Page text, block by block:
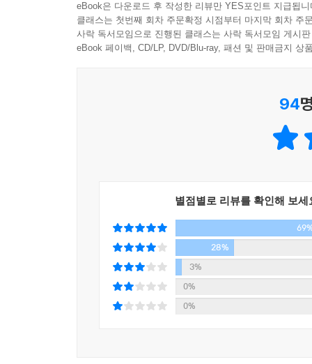
국내의 한 대학에서는 이 프로그램을 바탕으로
활용한 교육이 활발하다. 학생부터 취업준비생,
이들이 이 프로그램을 주목한다. 특히 기존 전문
이 책은 그간 〈명견만리〉가 다룬 미래 사회의
의료 문제를, 2편에서는 교육, 기술, 중국, 윤리 문
《명견만리》는 각종 트렌드와 사례, 데이터를 통
주목한다는 것. 그간 사회를 진단하고 미래를
많았다. 게다가 고령화, 일자리 등은 이미 익숙해
그러나 《명견만리》는 전 세계 전문가들과 동
예컨대 일자리 문제에 대해 기계가 따라오지 못
eBook은 다운로드 후 작성한 리뷰만 YES포인트 지급됩니
클래스는 첫번째 회차 주문확정 시점부터 마지막 회차 주
사락 독서모임으로 진행된 클래스는 사락 독서모임 게시
eBook 페이백, CD/LP, DVD/Blu-ray, 패션 및 판매금지 상
94
별점별로 리뷰를 확인해 보세
28%
3%
0%
0%